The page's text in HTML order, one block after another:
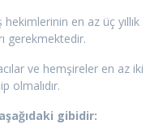
en az üç yıllık
gerekmektedir.
ve hemşireler en az iki
olmalıdır.
gibidir: